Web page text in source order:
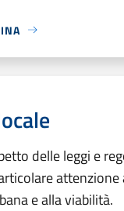
delle leggi e
attenzione
e alla viabilità.